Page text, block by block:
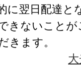
に翌日配達と
きないこと
きます。